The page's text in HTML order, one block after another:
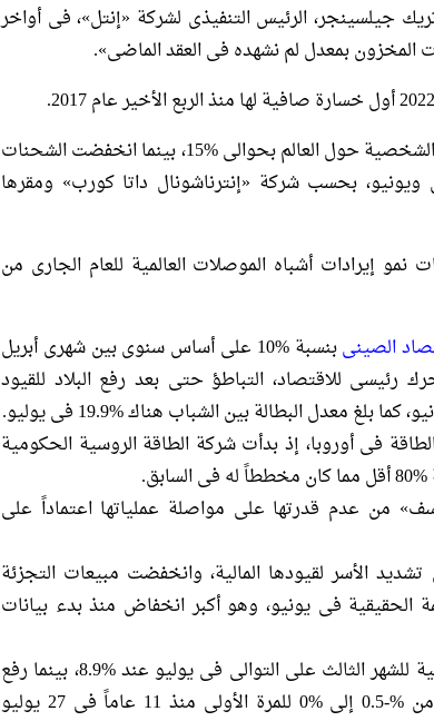
جيلسينجر، الرئيس التنفيذى لشركة «إنتل»، فى أواخر
المخزون بمعدل لم نشهده فى العقد الماضى».
وانخفضت الشحنات السنوية لأجهزة الكمبيوتر الشخصية حول العالم بحوالى %15، بينما انخفضت الشحنات
الذكية بنسبة %9 بين أبريل ويونيو، بحسب شركة «إنترناشونال داتا كورب» ومقرها
إيرادات أشباه الموصلات العالمية للعام الجارى من
الصينى
بنسبة %10 على أساس سنوى بين شهرى أبريل
رئيسى للاقتصاد، التباطؤ حتى بعد رفع البلاد للقيود
معدل البطالة بين الشباب هناك %19.9 فى يوليو.
فى أوروبا، إذ بدأت شركة الطاقة الروسية الحكومية
من عدم قدرتها على مواصلة عملياتها اعتماداً على
الأسر لقيودها المالية، وانخفضت مبيعات التجزئة
سنوى بالقيمة الحقيقية فى يونيو، وهو أكبر انخفاض منذ بدء بيانات
وسجل التضخم فى منطقة اليورو أرقاماً قياسية للشهر الثالث على التوالى فى يوليو عند %8.9، بينما رفع
البنك المركزى الأوروبى سعر الفائدة الرئيسى من %-0.5 إلى %0 للمرة الأولى منذ 11 عاماً فى 27 يوليو